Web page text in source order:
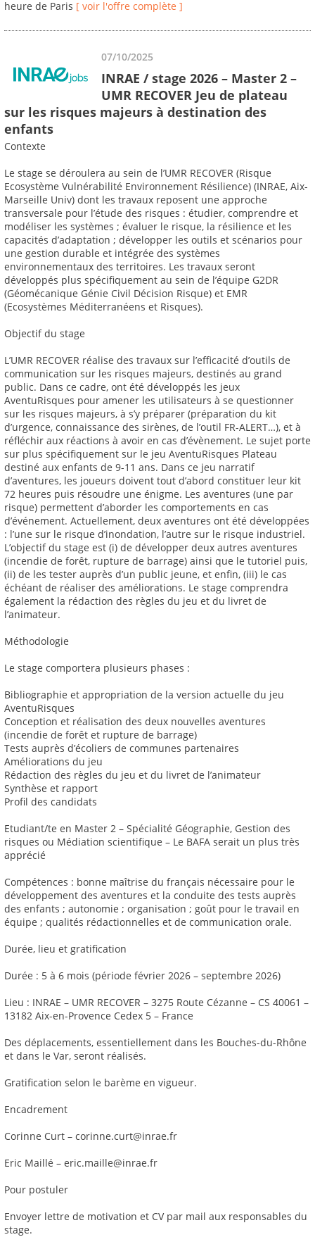
heure de Paris [ voir l'offre complète ]
07/10/2025
INRAE / stage 2026 – Master 2 –
UMR RECOVER Jeu de plateau
sur les risques majeurs à destination des
enfants
Contexte
Le stage se déroulera au sein de l’UMR RECOVER (Risque
Ecosystème Vulnérabilité Environnement Résilience) (INRAE, Aix-
Marseille Univ) dont les travaux reposent une approche
transversale pour l’étude des risques : étudier, comprendre et
modéliser les systèmes ; évaluer le risque, la résilience et les
capacités d’adaptation ; développer les outils et scénarios pour
une gestion durable et intégrée des systèmes
environnementaux des territoires. Les travaux seront
développés plus spécifiquement au sein de l’équipe G2DR
(Géomécanique Génie Civil Décision Risque) et EMR
(Ecosystèmes Méditerranéens et Risques).
Objectif du stage
L’UMR RECOVER réalise des travaux sur l’efficacité d’outils de
communication sur les risques majeurs, destinés au grand
public. Dans ce cadre, ont été développés les jeux
AventuRisques pour amener les utilisateurs à se questionner
sur les risques majeurs, à s’y préparer (préparation du kit
d’urgence, connaissance des sirènes, de l’outil FR-ALERT…), et à
réfléchir aux réactions à avoir en cas d’évènement. Le sujet porte
sur plus spécifiquement sur le jeu AventuRisques Plateau
destiné aux enfants de 9-11 ans. Dans ce jeu narratif
d’aventures, les joueurs doivent tout d’abord constituer leur kit
72 heures puis résoudre une énigme. Les aventures (une par
risque) permettent d’aborder les comportements en cas
d’événement. Actuellement, deux aventures ont été développées
: l’une sur le risque d’inondation, l’autre sur le risque industriel.
L’objectif du stage est (i) de développer deux autres aventures
(incendie de forêt, rupture de barrage) ainsi que le tutoriel puis,
(ii) de les tester auprès d’un public jeune, et enfin, (iii) le cas
échéant de réaliser des améliorations. Le stage comprendra
également la rédaction des règles du jeu et du livret de
l’animateur.
Méthodologie
Le stage comportera plusieurs phases :
Bibliographie et appropriation de la version actuelle du jeu
AventuRisques
Conception et réalisation des deux nouvelles aventures
(incendie de forêt et rupture de barrage)
Tests auprès d’écoliers de communes partenaires
Améliorations du jeu
Rédaction des règles du jeu et du livret de l’animateur
Synthèse et rapport
Profil des candidats
Etudiant/te en Master 2 – Spécialité Géographie, Gestion des
risques ou Médiation scientifique – Le BAFA serait un plus très
apprécié
Compétences : bonne maîtrise du français nécessaire pour le
développement des aventures et la conduite des tests auprès
des enfants ; autonomie ; organisation ; goût pour le travail en
équipe ; qualités rédactionnelles et de communication orale.
Durée, lieu et gratification
Durée : 5 à 6 mois (période février 2026 – septembre 2026)
Lieu : INRAE – UMR RECOVER – 3275 Route Cézanne – CS 40061 –
13182 Aix-en-Provence Cedex 5 – France
Des déplacements, essentiellement dans les Bouches-du-Rhône
et dans le Var, seront réalisés.
Gratification selon le barème en vigueur.
Encadrement
Corinne Curt – corinne.curt@inrae.fr
Eric Maillé – eric.maille@inrae.fr
Pour postuler
Envoyer lettre de motivation et CV par mail aux responsables du
stage.